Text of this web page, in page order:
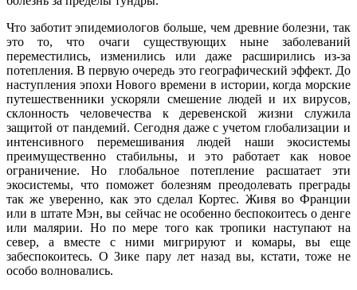
Что заботит эпидемиологов больше, чем древние болезни, так
это то, что очаги существующих ныне заболеваний
переместились, изменились или даже расширились из-за
потепления. В первую очередь это географический эффект. До
наступления эпохи Нового времени в истории, когда морские
путешественники ускоряли смешение людей и их вирусов,
склонность человечества к деревенской жизни служила
защитой от пандемий. Сегодня даже с учетом глобализации и
интенсивного перемешивания людей наши экосистемы
преимущественно стабильны, и это работает как новое
ограничение. Но глобальное потепление расшатает эти
экосистемы, что поможет болезням преодолевать преграды
так же уверенно, как это сделал Кортес. Живя во Франции
или в штате Мэн, вы сейчас не особенно беспокоитесь о денге
или малярии. Но по мере того как тропики наступают на
север, а вместе с ними мигрируют и комары, вы еще
забеспокоитесь. О Зике пару лет назад вы, кстати, тоже не
особо волновались.